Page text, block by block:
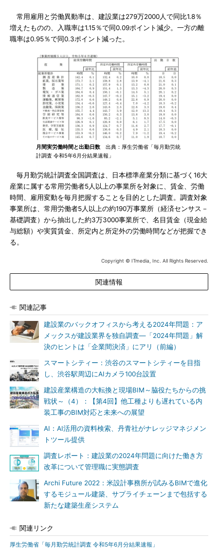
常用雇用と労働異動率は、建設業は279万2000人で同比1.8％
増えたものの、入職率は1.15％で同0.09ポイント減少。一方の離
職率は0.95％で同0.3ポイント減った。
月間実労働時間と出勤日数 出典：厚生労働省「毎月勤労統
計調査 令和5年6月分結果速報」
毎月勤労統計調査全国調査は、日本標準産業分類に基づく16大
産業に属する常用労働者5人以上の事業所を対象に、賃金、労働
時間、雇用変動を毎月把握することを目的とした調査。調査対象
事業所は、常用労働者5人以上の約190万事業所（経済センサス－
基礎調査）から抽出した約3万3000事業所で、名目賃金（現金給
与総額）や実質賃金、所定内と所定外の労働時間などが把握でき
る。
Copyright © ITmedia, Inc. All Rights Reserved.
関連情報
関連記事
建設業のバックオフィスから考える2024年問題：ア
メックスが建設業界を独自調査―「2024年問題」解
決のヒントは「企業間決済」にアリ（前編）
スマートシティー：渋谷のスマートシティーを目指
し、渋谷駅周辺にAIカメラ100台設置
建設産業構造の大転換と現場BIM～脇役たちからの挑
戦状～（4）：【第4回】他工種よりも遅れている内
装工事のBIM対応と未来への展望
AI：AI活用の資料検索、丹青社がナレッジマネジメン
トツール提供
調査レポート：建設業の2024年問題に向けた働き方
改革について管理職に実態調査
Archi Future 2022：米設計事務所が試みるBIMで進化
するモジュール建築、サプライチェーンまで包括する
新たな建築生産システム
関連リンク
厚生労働省「毎月勤労統計調査 令和5年6月分結果速報」